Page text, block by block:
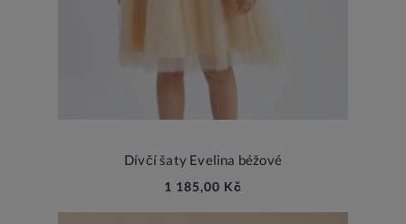
Dívčí šaty Evelina béžové
1 185,00 Kč